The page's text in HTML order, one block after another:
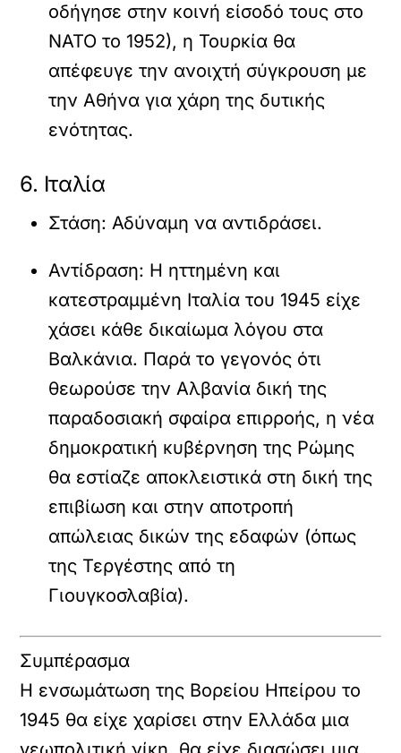
οδήγησε στην κοινή είσοδό τους στο
ΝΑΤΟ το 1952), η Τουρκία θα
απέφευγε την ανοιχτή σύγκρουση με
την Αθήνα για χάρη της δυτικής
ενότητας.
6. Ιταλία
Στάση: Αδύναμη να αντιδράσει.
Αντίδραση: Η ηττημένη και
κατεστραμμένη Ιταλία του 1945 είχε
χάσει κάθε δικαίωμα λόγου στα
Βαλκάνια. Παρά το γεγονός ότι
θεωρούσε την Αλβανία δική της
παραδοσιακή σφαίρα επιρροής, η νέα
δημοκρατική κυβέρνηση της Ρώμης
θα εστίαζε αποκλειστικά στη δική της
επιβίωση και στην αποτροπή
απώλειας δικών της εδαφών (όπως
της Τεργέστης από τη
Γιουγκοσλαβία).
Συμπέρασμα
Η ενσωμάτωση της Βορείου Ηπείρου το
1945 θα είχε χαρίσει στην Ελλάδα μια